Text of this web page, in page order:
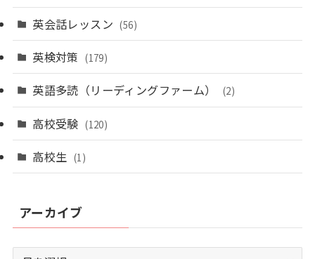
英会話レッスン (56)
英検対策 (179)
英語多読（リーディングファーム） (2)
高校受験 (120)
高校生 (1)
アーカイブ